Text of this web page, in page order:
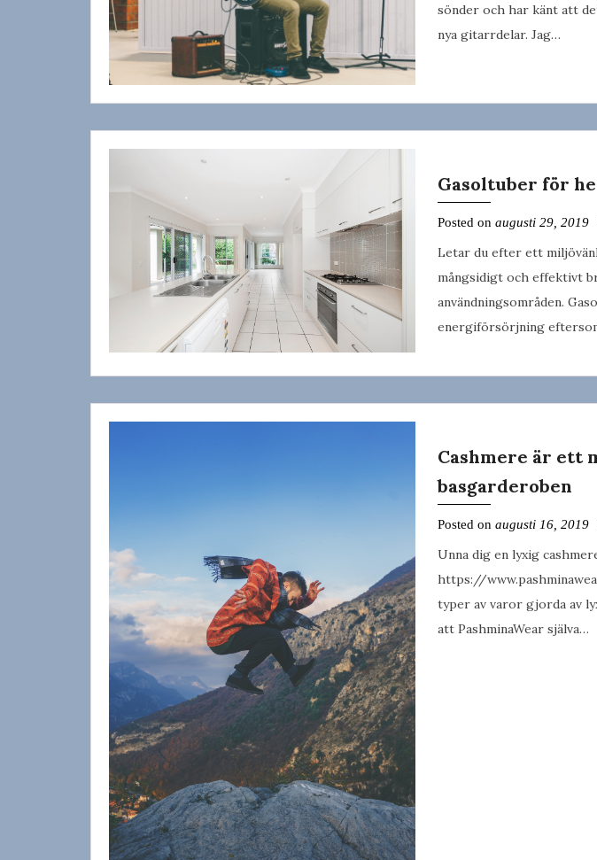
sönder och har känt att
nya gitarrdelar. Jag…
Gasoltuber för
Posted on augusti 29, 2019
Letar du efter ett
mångsidigt och effektivt
användningsområden.
energiförsörjning
Cashmere är ett
basgarderoben
Posted on augusti 16, 2019
Unna dig en lyxig
https://
typer av varor gjorda av
att PashminaWear själva…